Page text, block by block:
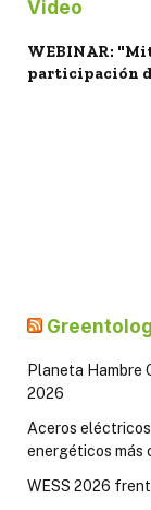
Video
WEBINAR:
participación
Planeta Hambre
2026
Aceros
energéticos más
WESS 2026